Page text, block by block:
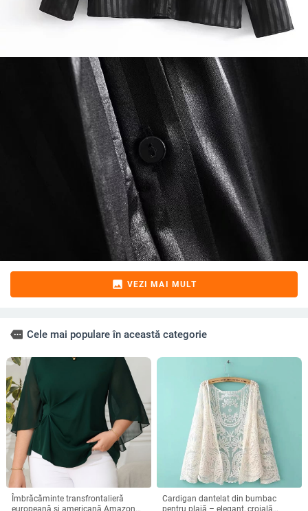
image VEZI MAI MULT
more Cele mai populare în această categorie
Îmbrăcăminte transfrontalieră
europeană și americană Amazon
Cardigan dantelat din bumbac
pentru plajă – elegant, croială